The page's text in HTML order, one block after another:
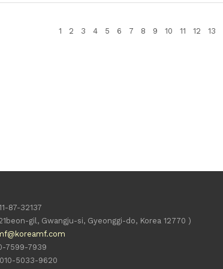
1 2 3 4 5 6 7 8 9 10 11 12 13
87-32137
gil, Gwangju-si, Gyeonggi-do, Korea 12770 )
7599-7939
010-5033-9620